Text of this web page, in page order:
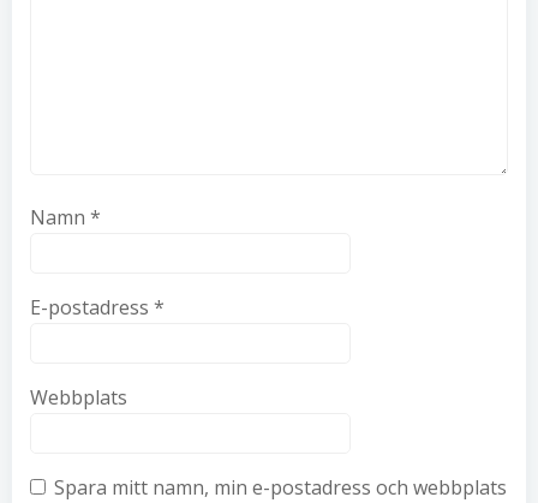
Namn *
E-postadress *
Webbplats
Spara mitt namn, min e-postadress och webbplats